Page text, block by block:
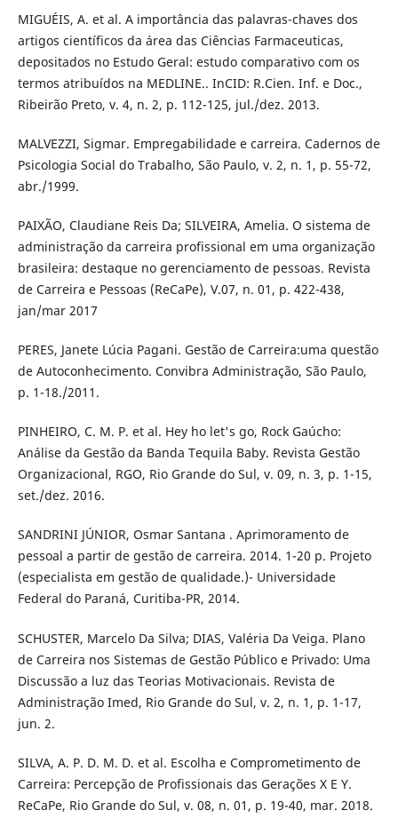
MIGUÉIS, A. et al. A importância das palavras-chaves dos
artigos científicos da área das Ciências Farmaceuticas,
depositados no Estudo Geral: estudo comparativo com os
termos atribuídos na MEDLINE.. InCID: R.Cien. Inf. e Doc.,
Ribeirão Preto, v. 4, n. 2, p. 112-125, jul./dez. 2013.
MALVEZZI, Sigmar. Empregabilidade e carreira. Cadernos de
Psicologia Social do Trabalho, São Paulo, v. 2, n. 1, p. 55-72,
abr./1999.
PAIXÃO, Claudiane Reis Da; SILVEIRA, Amelia. O sistema de
administração da carreira profissional em uma organização
brasileira: destaque no gerenciamento de pessoas. Revista
de Carreira e Pessoas (ReCaPe), V.07, n. 01, p. 422-438,
jan/mar 2017
PERES, Janete Lúcia Pagani. Gestão de Carreira:uma questão
de Autoconhecimento. Convibra Administração, São Paulo,
p. 1-18./2011.
PINHEIRO, C. M. P. et al. Hey ho let's go, Rock Gaúcho:
Análise da Gestão da Banda Tequila Baby. Revista Gestão
Organizacional, RGO, Rio Grande do Sul, v. 09, n. 3, p. 1-15,
set./dez. 2016.
SANDRINI JÚNIOR, Osmar Santana . Aprimoramento de
pessoal a partir de gestão de carreira. 2014. 1-20 p. Projeto
(especialista em gestão de qualidade.)- Universidade
Federal do Paraná, Curitiba-PR, 2014.
SCHUSTER, Marcelo Da Silva; DIAS, Valéria Da Veiga. Plano
de Carreira nos Sistemas de Gestão Público e Privado: Uma
Discussão a luz das Teorias Motivacionais. Revista de
Administração Imed, Rio Grande do Sul, v. 2, n. 1, p. 1-17,
jun. 2.
SILVA, A. P. D. M. D. et al. Escolha e Comprometimento de
Carreira: Percepção de Profissionais das Gerações X E Y.
ReCaPe, Rio Grande do Sul, v. 08, n. 01, p. 19-40, mar. 2018.